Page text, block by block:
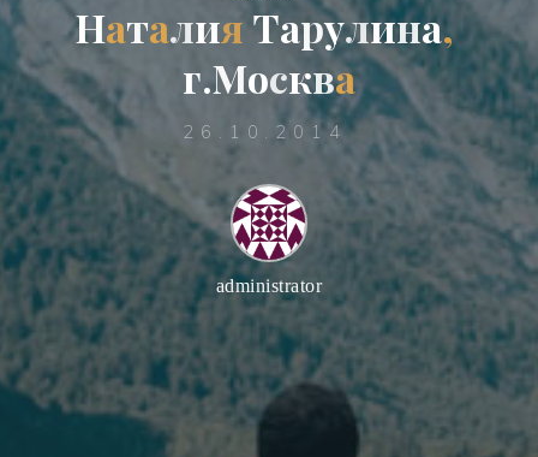
Наталия Тарулина,
г.Москва
26.10.2014
administrator